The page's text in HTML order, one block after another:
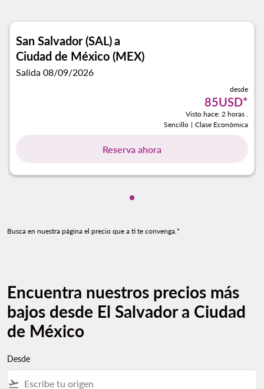
San Salvador (SAL)a
Ciudad de México (MEX)
Salida 08/09/2026
desde
85USD*
Visto hace: 2 horas .
Sencillo | Clase Económica
Reserva ahora
Mostrando cmp-pagination-
Busca en nuestra página el precio que a ti te convenga.*
Encuentra nuestros precios más
bajos desde El Salvador a Ciudad
de México
Desde
flight_takeoff